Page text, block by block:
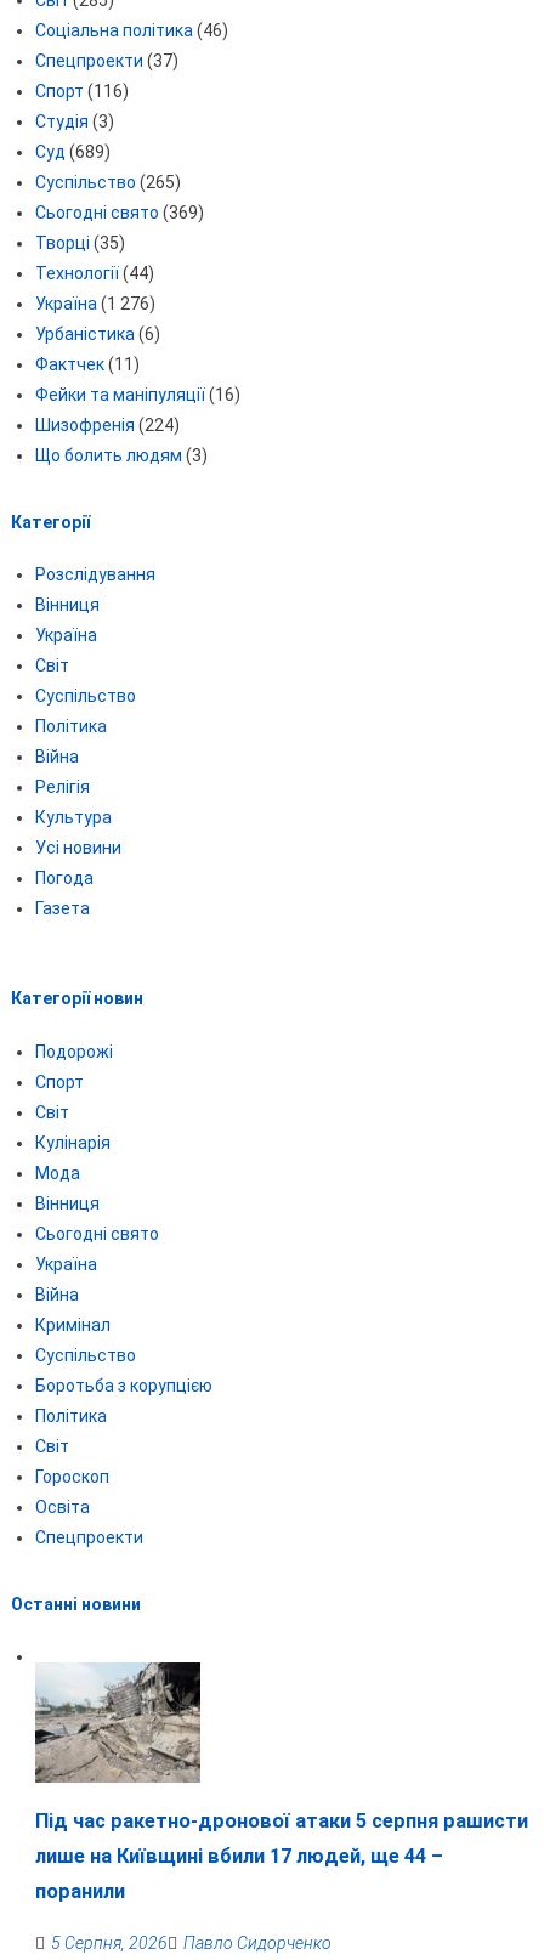
Соціальна політика (46)
Спецпроекти (37)
Спорт (116)
Студія (3)
Суд (689)
Суспільство (265)
Сьогодні свято (369)
Творці (35)
Технології(44)
Україна (1 276)
Урбаністика (6)
Фактчек(11)
Фейки та маніпуляції(16)
Шизофренія (224)
Що болить людям (3)
Категорії
Розслідування
Вінниця
Україна
Світ
Суспільство
Політика
Війна
Релігія
Культура
Усі новини
Погода
Газета
Категорії новин
Подорожі
Спорт
Світ
Кулінарія
Мода
Вінниця
Сьогодні свято
Україна
Війна
Кримінал
Суспільство
Боротьба з корупцією
Політика
Світ
Гороскоп
Освіта
Спецпроекти
Останні новини
Під час ракетно-дронової атаки 5 серпня рашисти
лише на Київщині вбили 17 людей, ще 44 –
поранили
5 Серпня, 2026 Павло Сидорченко